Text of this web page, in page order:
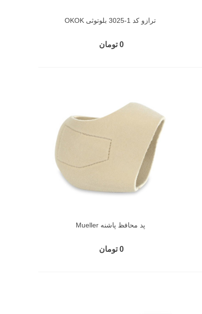
ترازو کد 1-3025 بلوتوثی OKOK
0 تومان
پد محافظ پاشنه Mueller
0 تومان